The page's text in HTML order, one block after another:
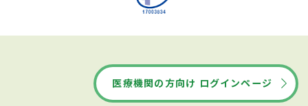
医療機関の方向け ログインページ